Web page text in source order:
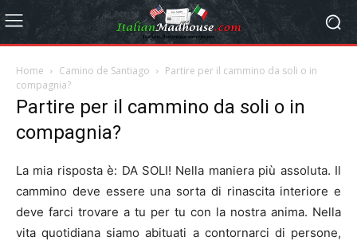
Home Camino de Santiago
Partire per il cammino da soli o in
compagnia?
Partire per il cammino da soli o in
compagnia?
La mia risposta è: DA SOLI! Nella maniera più assoluta. Il
cammino deve essere una sorta di rinascita interiore e
deve farci trovare a tu per tu con la nostra anima. Nella
vita quotidiana siamo abituati a contornarci di persone,